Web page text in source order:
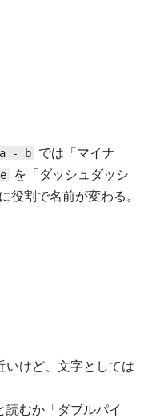
a - b
では「マイナ
を「ダッシュダッシ
役割で名前が変わる。
いけど、文字としては
読むか「ダブルパイ